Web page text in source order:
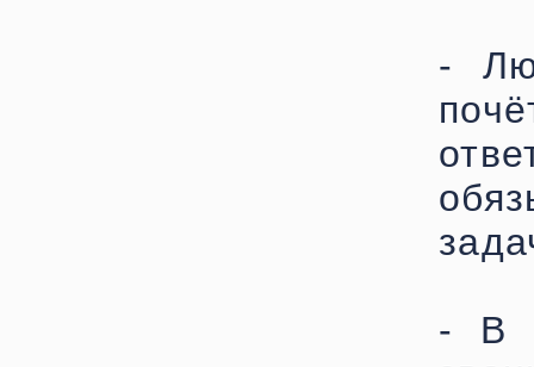
-
- В